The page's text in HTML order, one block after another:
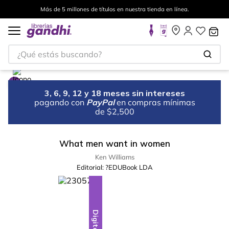
Más de 5 millones de títulos en nuestra tienda en línea.
¿Qué estás buscando?
3, 6, 9, 12 y 18 meses sin intereses
pagando con PayPal en compras mínimas
de $2,500
What men want in women
Ken Williams
Editorial: ?EDUBook LDA
Digital